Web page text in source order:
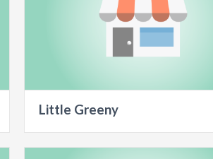
Little Greeny